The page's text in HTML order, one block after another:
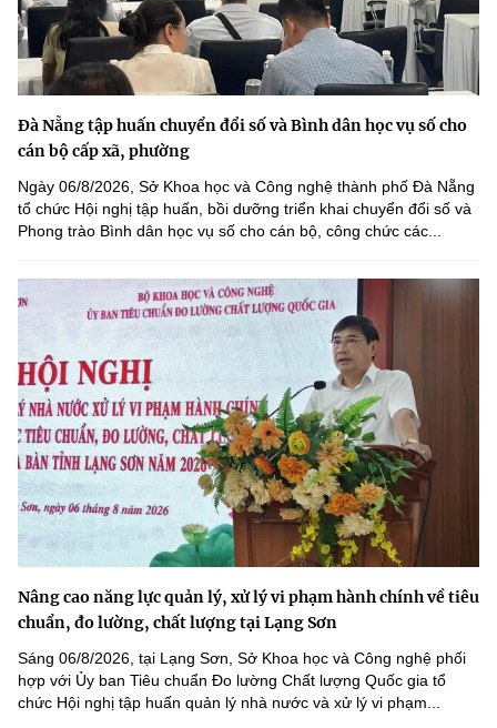
Đà Nẵng tập huấn chuyển đổi số và Bình dân học vụ số cho
cán bộ cấp xã, phường
Ngày 06/8/2026, Sở Khoa học và Công nghệ thành phố Đà Nẵng
tổ chức Hội nghị tập huấn, bồi dưỡng triển khai chuyển đổi số và
Phong trào Bình dân học vụ số cho cán bộ, công chức các...
Nâng cao năng lực quản lý, xử lý vi phạm hành chính về tiêu
chuẩn, đo lường, chất lượng tại Lạng Sơn
Sáng 06/8/2026, tại Lạng Sơn, Sở Khoa học và Công nghệ phối
hợp với Ủy ban Tiêu chuẩn Đo lường Chất lượng Quốc gia tổ
chức Hội nghị tập huấn quản lý nhà nước và xử lý vi phạm...